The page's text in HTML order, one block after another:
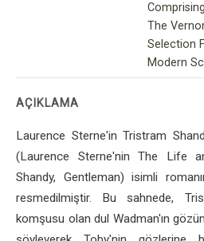
The
Selection
Modern
AÇIKLAMA
Laurence Sterne'in Tristram
(Laurence Sterne'nin The Life
Shandy, Gentleman) isimli
resmedilmiştir. Bu sahnede,
komşusu olan dul Wadman'ın